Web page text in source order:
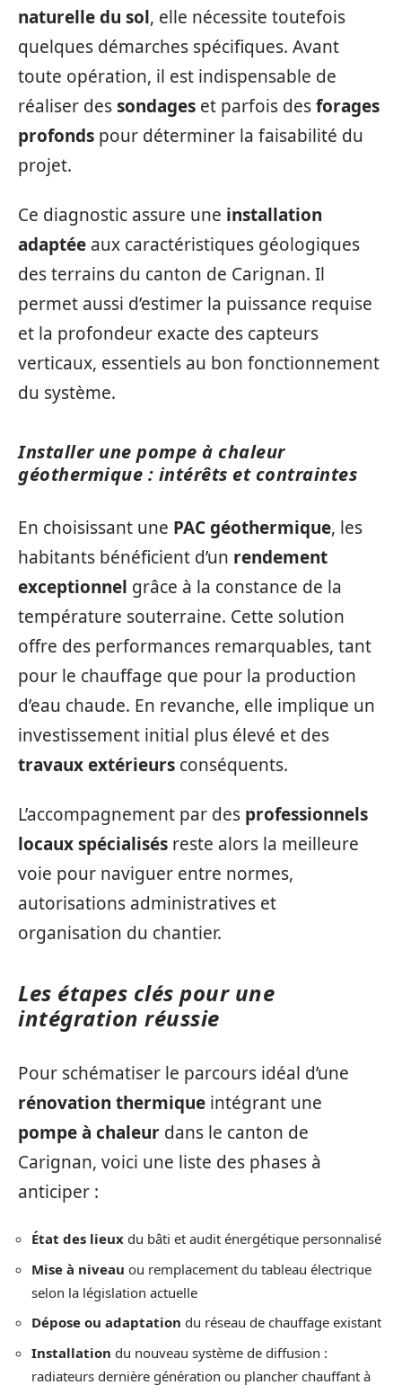
naturelle du sol, elle nécessite toutefois
quelques démarches spécifiques. Avant
toute opération, il est indispensable de
réaliser dessondages et parfois desforages
profonds pour déterminer la faisabilité du
projet.
Ce diagnostic assure une installation
adaptée aux caractéristiques géologiques
des terrains du canton de Carignan. Il
permet aussi d’estimer la puissance requise
et la profondeur exacte des capteurs
verticaux, essentiels au bon fonctionnement
du système.
Installer une pompe à chaleur
géothermique : intérêts et contraintes
En choisissant une PAC géothermique, les
habitants bénéficient d’un rendement
exceptionnel grâce à la constance de la
température souterraine. Cette solution
offre des performances remarquables, tant
pour le chauffage que pour la production
d’eau chaude. En revanche, elle implique un
investissement initial plus élevé et des
travaux extérieurs conséquents.
L’accompagnement par des professionnels
locaux spécialisés reste alors la meilleure
voie pour naviguer entre normes,
autorisations administratives et
organisation du chantier.
Les étapes clés pour une
intégration réussie
Pour schématiser le parcours idéal d’une
rénovation thermique intégrant une
pompe à chaleur dans le canton de
Carignan, voici une liste des phases à
anticiper :
État des lieux du bâti et audit énergétique personnalisé
Mise à niveau ou remplacement du tableau électrique
selon la législation actuelle
Dépose ou adaptation du réseau de chauffage existant
Installation du nouveau système de diffusion :
radiateurs dernière génération ou plancher chauffant à